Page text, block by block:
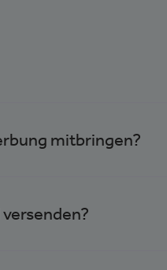
mitbringen?